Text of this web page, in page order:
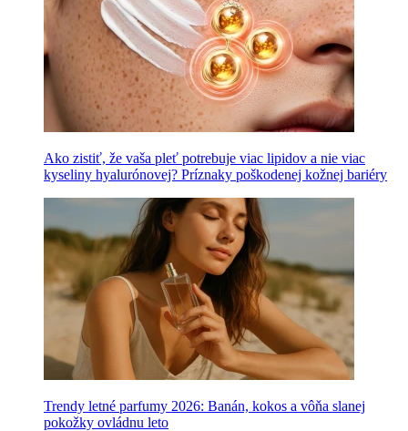
Ako zistiť, že vaša pleť potrebuje viac lipidov a nie viac
kyseliny hyalurónovej? Príznaky poškodenej kožnej bariéry
Trendy letné parfumy 2026: Banán, kokos a vôňa slanej
pokožky ovládnu leto